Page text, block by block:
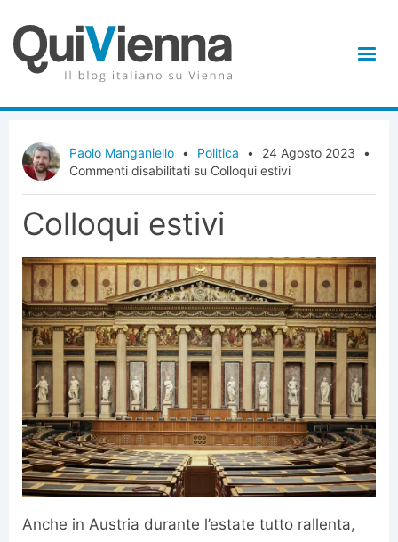
Paolo Manganiello • Politica • 24 Agosto 2023
•
Commenti disabilitati su Colloqui estivi
Colloqui estivi
Anche in Austria durante l’estate tutto rallenta,